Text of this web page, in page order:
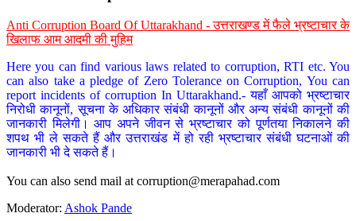
Anti Corruption Board Of Uttarakhand - उत्तराखण्ड में फैले भ्रष्टाचार के
खिलाफ आम आदमी की मुहिम
Here you can find various laws related to corruption, RTI etc. You
can also take a pledge of Zero Tolerance on Corruption, You can
report incidents of corruption In Uttarakhand.- यहाँ आपको भ्रष्टाचार
निरोधी कानूनों, सूचना के अधिकार संबंधी कानूनों और अन्य संबंधी कानूनों की
जानकारी मिलेगी। आप अपने जीवन से भ्रष्टाचार को पूर्णतया निकालने की
शपथ भी ले सकते हैं और उत्तराखंड में हो रही भ्रष्टाचार संबंधी घटनाओं की
जानकारी भी दे सकते हैं।
You can also send mail at corruption@merapahad.com
Moderator: Ashok Pande